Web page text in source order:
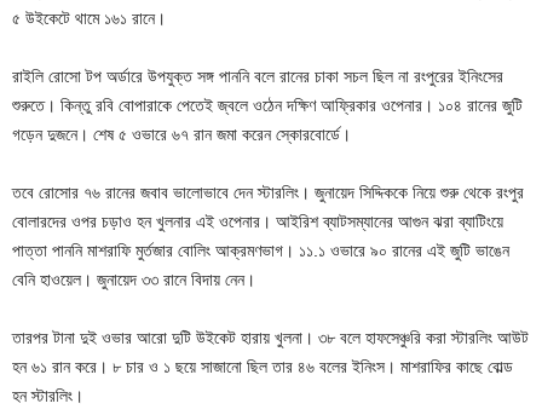
৫ উইকেটে থামে ১৬১ রানে।
রাইলি রোসো টপ অর্ডারে উপযুক্ত সঙ্গ পাননি বলে রানের চাকা সচল ছিল না রংপুরের ইনিংসের
শুরুতে। কিন্তু রবি বোপারাকে পেতেই জ্বলে ওঠেন দক্ষিণ আফ্রিকার ওপেনার। ১০৪ রানের জুটি
গড়েন দুজনে। শেষ ৫ ওভারে ৬৭ রান জমা করেন স্কোরবোর্ডে।
তবে রোসোর ৭৬ রানের জবাব ভালোভাবে দেন স্টারলিং। জুনায়েদ সিদ্দিককে নিয়ে শুরু থেকে রংপুর
বোলারদের ওপর চড়াও হন খুলনার এই ওপেনার। আইরিশ ব্যাটসম্যানের আগুন ঝরা ব্যাটিংয়ে
পাত্তা পাননি মাশরাফি মুর্তজার বোলিং আক্রমণভাগ। ১১.১ ওভারে ৯০ রানের এই জুটি ভাঙেন
বেনি হাওয়েল। জুনায়েদ ৩৩ রানে বিদায় নেন।
তারপর টানা দুই ওভার আরো দুটি উইকেট হারায় খুলনা। ৩৮ বলে হাফসেঞ্চুরি করা স্টারলিং আউট
হন ৬১ রান করে। ৮ চার ও ১ ছয়ে সাজানো ছিল তার ৪৬ বলের ইনিংস। মাশরাফির কাছে বোল্ড
হন স্টারলিং।